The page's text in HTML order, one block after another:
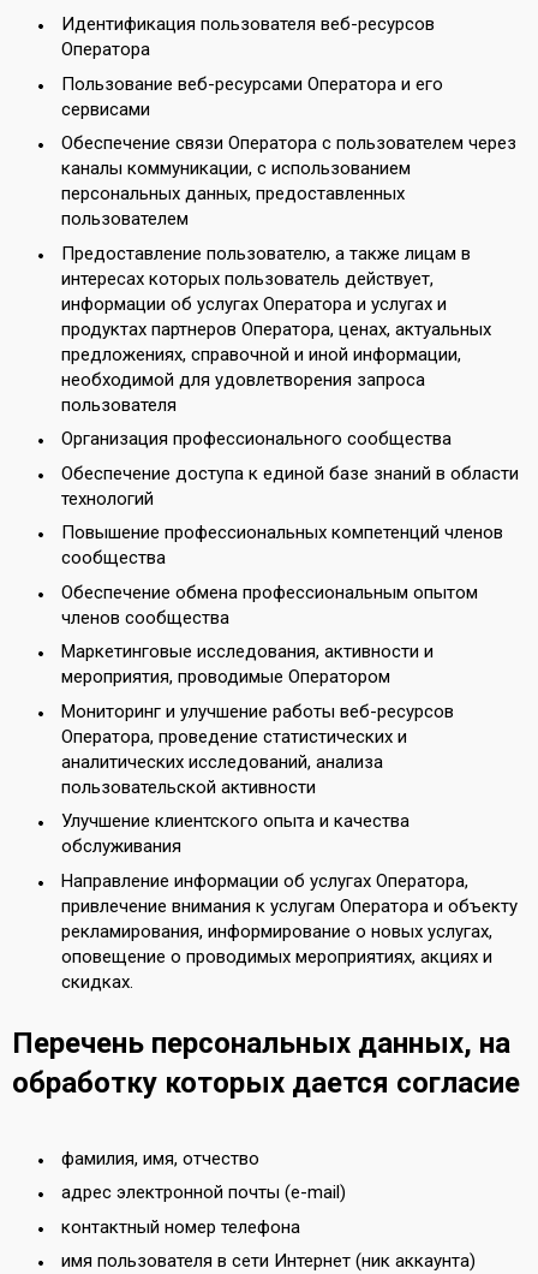
Идентификация пользователя веб-ресурсов
Оператора
Пользование веб-ресурсами Оператора и его
сервисами
Обеспечение связи Оператора с пользователем через
каналы коммуникации, с использованием
персональных данных, предоставленных
пользователем
Предоставление пользователю, а также лицам в
интересах которых пользователь действует,
информации об услугах Оператора и услугах и
продуктах партнеров Оператора, ценах, актуальных
предложениях, справочной и иной информации,
необходимой для удовлетворения запроса
пользователя
Организация профессионального сообщества
Обеспечение доступа к единой базе знаний в области
технологий
Повышение профессиональных компетенций членов
сообщества
Обеспечение обмена профессиональным опытом
членов сообщества
Маркетинговые исследования, активности и
мероприятия, проводимые Оператором
Мониторинг и улучшение работы веб-ресурсов
Оператора, проведение статистических и
аналитических исследований, анализа
пользовательской активности
Улучшение клиентского опыта и качества
обслуживания
Направление информации об услугах Оператора,
привлечение внимания к услугам Оператора и объекту
рекламирования, информирование о новых услугах,
оповещение о проводимых мероприятиях, акциях и
скидках.
Перечень персональных данных, на
обработку которых дается согласие
фамилия, имя, отчество
адрес электронной почты (e-mail)
контактный номер телефона
имя пользователя в сети Интернет (ник аккаунта)